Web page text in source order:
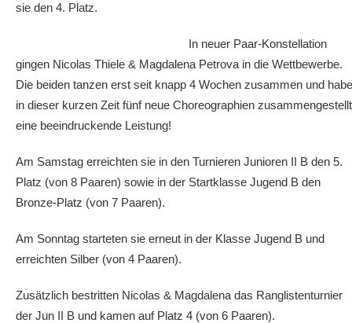
sie den 4. Platz.
In neuer Paar-Konstellation
gingen Nicolas Thiele & Magdalena Petrova in die Wettbewerbe.
Die beiden tanzen erst seit knapp 4 Wochen zusammen und
in dieser kurzen Zeit fünf neue Choreographien
eine beeindruckende Leistung!
Am Samstag erreichten sie in den Turnieren Junioren II B den 5.
Platz (von 8 Paaren) sowie in der Startklasse Jugend B den
Bronze-Platz (von 7 Paaren).
Am Sonntag starteten sie erneut in der Klasse Jugend B und
erreichten Silber (von 4 Paaren).
Zusätzlich bestritten Nicolas & Magdalena das Ranglistenturnier
der Jun II B und kamen auf Platz 4 (von 6 Paaren).